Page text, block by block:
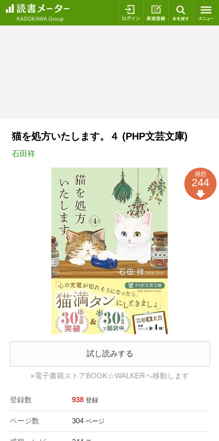
ログイン 新規登録
猫を処方いたします。４ (PHP文芸文庫)
石田祥
試し読みする
※電子書籍ストアBOOK☆WALKERへ移動します
登録数 938 登録
ページ数 304 ページ
感想
244